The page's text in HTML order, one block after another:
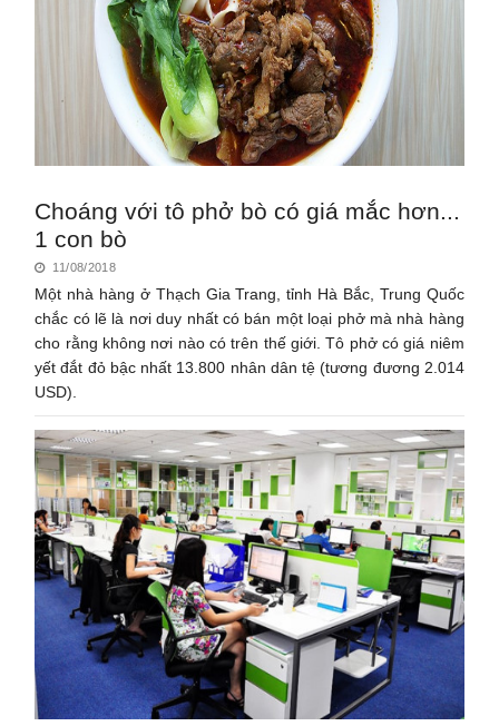
Choáng với tô phở bò có giá mắc hơn...
1 con bò
11/08/2018
Một nhà hàng ở Thạch Gia Trang, tỉnh Hà Bắc, Trung Quốc
chắc có lẽ là nơi duy nhất có bán một loại phở mà nhà hàng
cho rằng không nơi nào có trên thế giới. Tô phở có giá niêm
yết đắt đỏ bậc nhất 13.800 nhân dân tệ (tương đương 2.014
USD).